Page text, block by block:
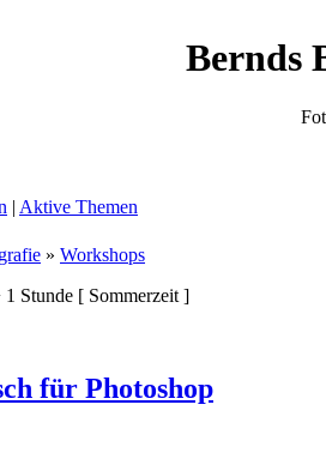
Bernds
| Aktive Themen
» Workshops
Stunde [ Sommerzeit ]
für Photoshop